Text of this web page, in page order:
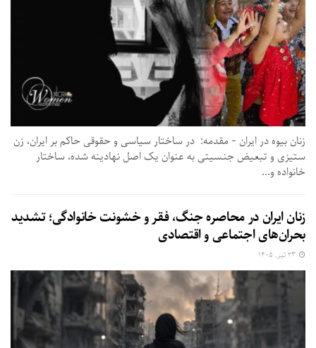
زنان بیوه در ایران - مقدمه: در ساختار سیاسی و حقوقی حاکم بر ایران، زن
ستیزی و تبعیض جنسیتی به عنوان یک اصل نهادینه شده، ساختار
خانواده و...
زنان ایران در محاصره جنگ، فقر و خشونت خانوادگی؛ تشدید
بحران‌های اجتماعی و اقتصادی